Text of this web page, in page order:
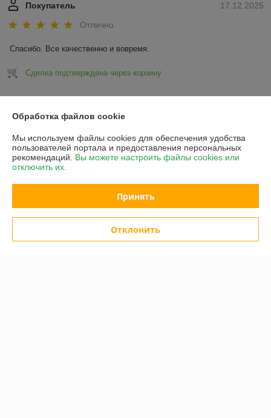
17.12.2025
Покупатель
Отлично
Спасибо. Все качественно и вовремя.
Сделка подтверждена через корзину
О нас
Контакты
Обработка файлов cookie
Мы используем файлы cookies для обеспечения удобства
пользователей портала и предоставления персональных
рекомендаций. Вы можете настроить файлы cookies или
отключить их.
Принять
Отклонить